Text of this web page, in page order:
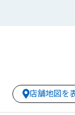
店舗地図を